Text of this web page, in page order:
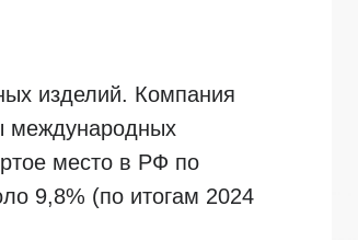
изделий. Компания
международных
место в РФ по
9,8% (по итогам 2024